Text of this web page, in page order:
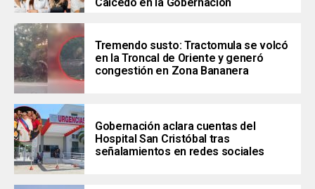
Tremendo susto: Tractomula se volcó
en la Troncal de Oriente y generó
congestión en Zona Bananera
Gobernación aclara cuentas del
Hospital San Cristóbal tras
señalamientos en redes sociales